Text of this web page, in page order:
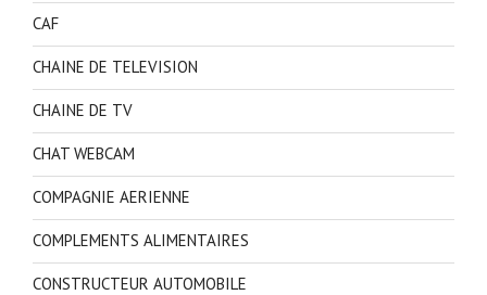
CAF
CHAINE DE TELEVISION
CHAINE DE TV
CHAT WEBCAM
COMPAGNIE AERIENNE
COMPLEMENTS ALIMENTAIRES
CONSTRUCTEUR AUTOMOBILE